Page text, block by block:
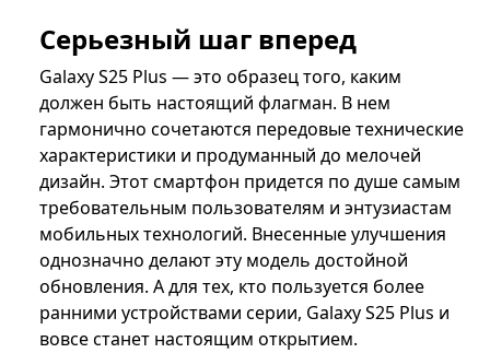
Серьезный шаг вперед
Galaxy S25 Plus — это образец того, каким
должен быть настоящий флагман. В нем
гармонично сочетаются передовые технические
характеристики и продуманный до мелочей
дизайн. Этот смартфон придется по душе самым
требовательным пользователям и энтузиастам
мобильных технологий. Внесенные улучшения
однозначно делают эту модель достойной
обновления. А для тех, кто пользуется более
ранними устройствами серии, Galaxy S25 Plus и
вовсе станет настоящим открытием.